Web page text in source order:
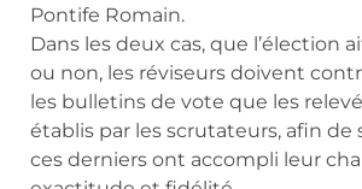
Pontife Romain.
Dans les deux cas, que l’élection
ou non, les réviseurs doivent
les bulletins de vote que les
établis par les scrutateurs, afin de
ces derniers ont accompli leur